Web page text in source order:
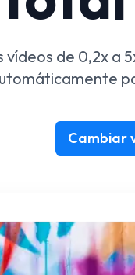
vídeos de 0,2x a
Cambiar